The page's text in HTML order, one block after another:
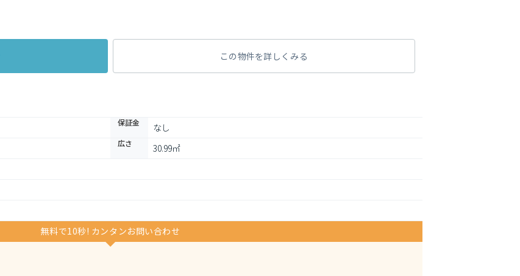
この物件を詳しくみる
保証金 なし
広さ 30.99㎡
無料で10秒! カンタンお問い合わせ